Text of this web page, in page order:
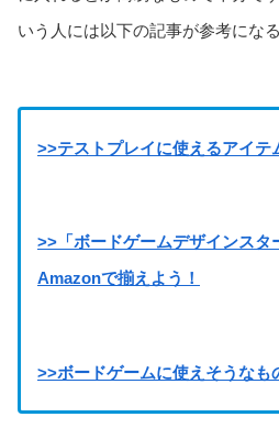
いう人には以下の記事が参考にな
>>テストプレイに使えるアイテ
>>「ボードゲームデザインスタ
Amazonで揃えよう！
>>ボードゲームに使えそうなも